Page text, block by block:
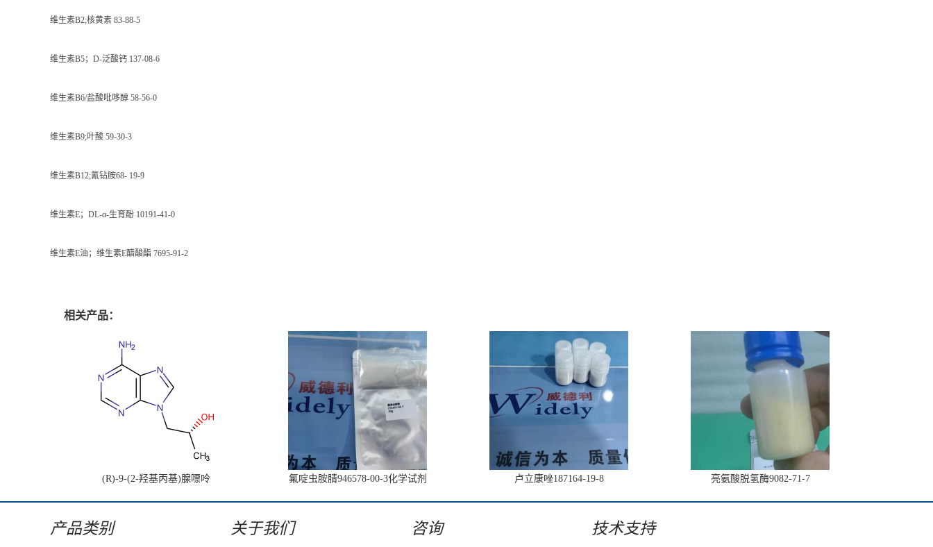
维生素B2;核黄素 83-88-5
维生素B5；D-泛酸钙 137-08-6
维生素B6/盐酸吡哆醇 58-56-0
维生素B9;叶酸 59-30-3
维生素B12;氰钻胺68- 19-9
维生素E；DL-α-生育酚 10191-41-0
维生素E油；维生素E醋酸酯 7695-91-2
相关产品：
(R)-9-(2-羟基丙基)腺嘌呤 氟啶虫胺腈946578-00-3化学试剂 卢立康唑187164-19-8 亮氨酸脱氢酶9082-71-7
产品类别 关于我们 咨询 技术支持